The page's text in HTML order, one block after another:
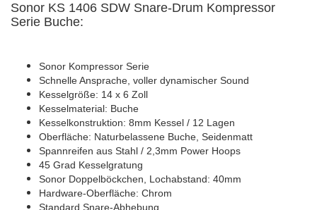
Sonor KS 1406 SDW Snare-Drum Kompressor
Serie Buche:
Sonor Kompressor Serie
Schnelle Ansprache, voller dynamischer Sound
Kesselgröße: 14 x 6 Zoll
Kesselmaterial: Buche
Kesselkonstruktion: 8mm Kessel / 12 Lagen
Oberfläche: Naturbelassene Buche, Seidenmatt
Spannreifen aus Stahl / 2,3mm Power Hoops
45 Grad Kesselgratung
Sonor Doppelböckchen, Lochabstand: 40mm
Hardware-Oberfläche: Chrom
Standard Snare-Abhebung